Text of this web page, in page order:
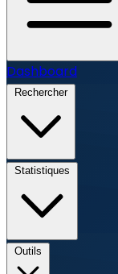
Dashboard
Rechercher
Statistiques
Outils